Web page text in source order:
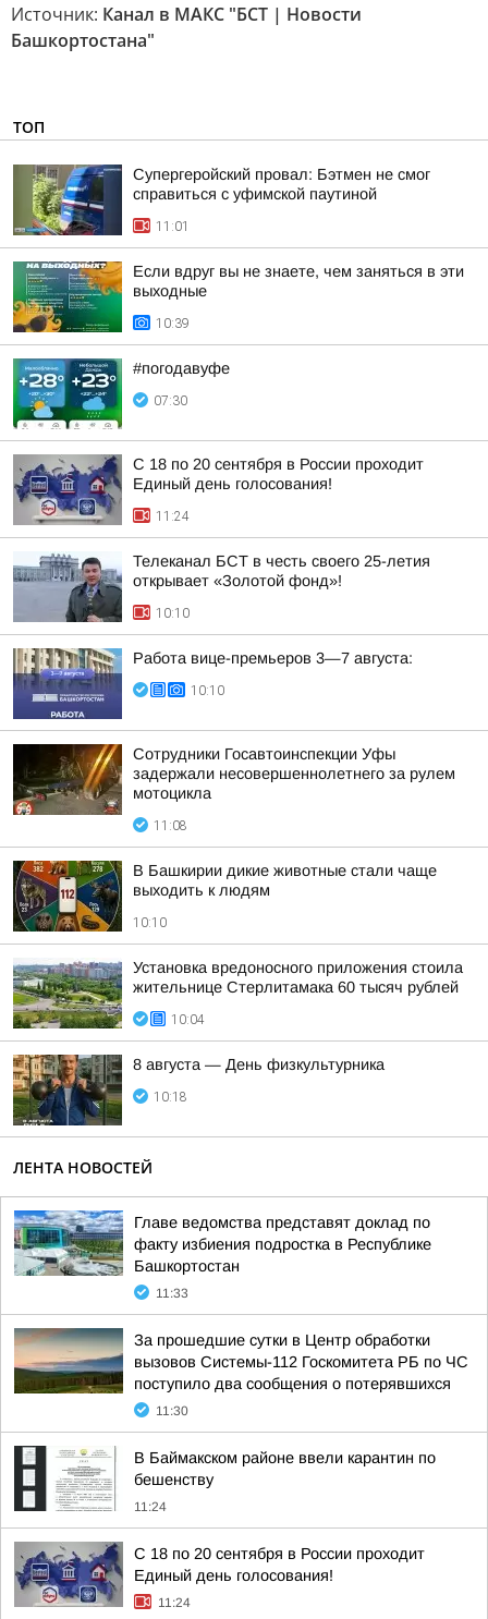
Источник: Канал в МАКС "БСТ | Новости
Башкортостана"
ТОП
Супергеройский провал: Бэтмен не смог
справиться с уфимской паутиной
11:01
Если вдруг вы не знаете, чем заняться в эти
выходные
10:39
#погодавуфе
07:30
С 18 по 20 сентября в России проходит
Единый день голосования!
11:24
Телеканал БСТ в честь своего 25-летия
открывает «Золотой фонд»!
10:10
Работа вице-премьеров 3—7 августа:
10:10
Сотрудники Госавтоинспекции Уфы
задержали несовершеннолетнего за рулем
мотоцикла
11:08
В Башкирии дикие животные стали чаще
выходить к людям
10:10
Установка вредоносного приложения стоила
жительнице Стерлитамака 60 тысяч рублей
10:04
8 августа — День физкультурника
10:18
ЛЕНТА НОВОСТЕЙ
Главе ведомства представят доклад по
факту избиения подростка в Республике
Башкортостан
11:33
За прошедшие сутки в Центр обработки
вызовов Системы-112 Госкомитета РБ по ЧС
поступило два сообщения о потерявшихся
11:30
В Баймакском районе ввели карантин по
бешенству
11:24
С 18 по 20 сентября в России проходит
Единый день голосования!
11:24